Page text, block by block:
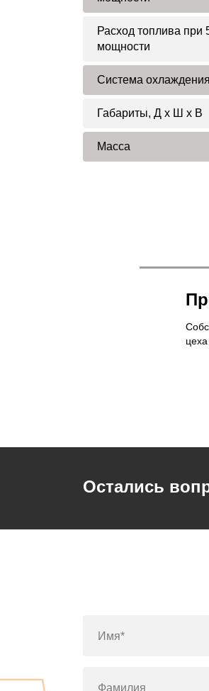
Расход топлива при
мощности
Система охлаждения
Габариты, Д x Ш x В
Масса
Остались
Имя*
Фамилия